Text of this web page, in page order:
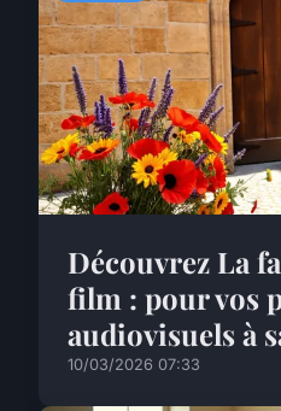
Découvrez La
film : pour vos
audiovisuels à
10/03/2026 07:33